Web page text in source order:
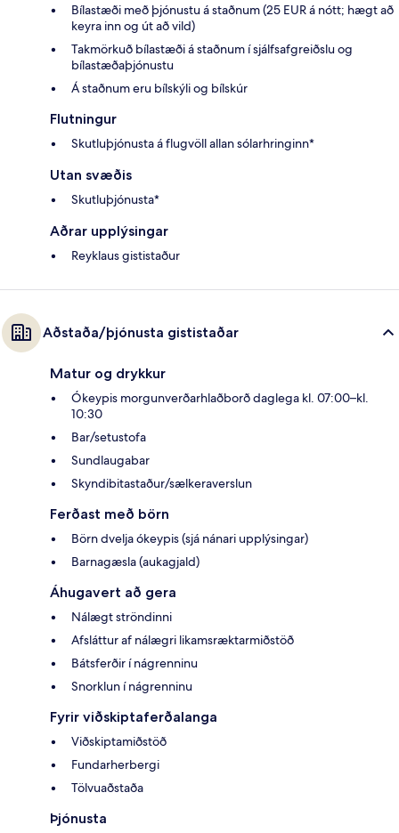
Bílastæði með þjónustu á staðnum (25 EUR á nótt; hægt að
keyra inn og út að vild)
Takmörkuð bílastæði á staðnum í sjálfsafgreiðslu og
bílastæðaþjónustu
Á staðnum eru bílskýli og bílskúr
Flutningur
Skutluþjónusta á flugvöll allan sólarhringinn*
Utan svæðis
Skutluþjónusta*
Aðrar upplýsingar
Reyklaus gististaður
Aðstaða/þjónusta gististaðar
Matur og drykkur
Ókeypis morgunverðarhlaðborð daglega kl. 07:00–kl.
10:30
Bar/setustofa
Sundlaugabar
Skyndibitastaður/sælkeraverslun
Ferðast með börn
Börn dvelja ókeypis (sjá nánari upplýsingar)
Barnagæsla (aukagjald)
Áhugavert að gera
Nálægt ströndinni
Afsláttur af nálægri likamsræktarmiðstöð
Bátsferðir í nágrenninu
Snorklun í nágrenninu
Fyrir viðskiptaferðalanga
Viðskiptamiðstöð
Fundarherbergi
Tölvuaðstaða
Þjónusta